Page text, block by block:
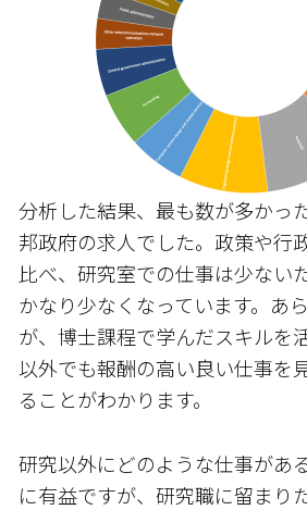
分析した結果、最も数が多かっ
邦政府の求人でした。政策や行
比べ、研究室での仕事は少ない
かなり少なくなっています。あ
が、博士課程で学んだスキルを
以外でも報酬の高い良い仕事を
ることがわかります。
研究以外にどのような仕事があ
に有益ですが、研究職に留まり